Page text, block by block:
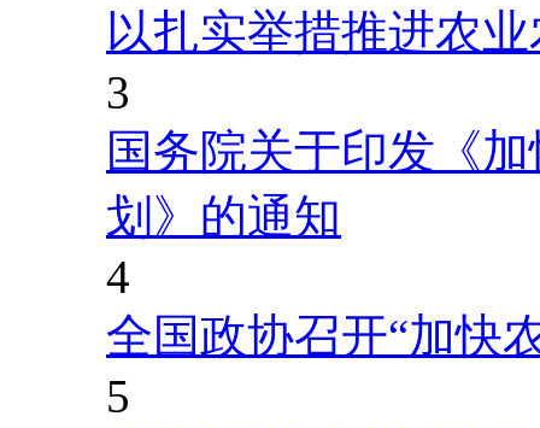
以扎实举措推进农
3
国务院关于印发《
划》的通知
4
全国政协召开“加快
5